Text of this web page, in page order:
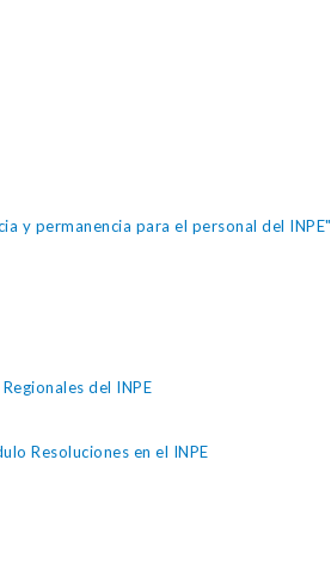
y permanencia para el personal del INPE"
del INPE
Resoluciones en el INPE